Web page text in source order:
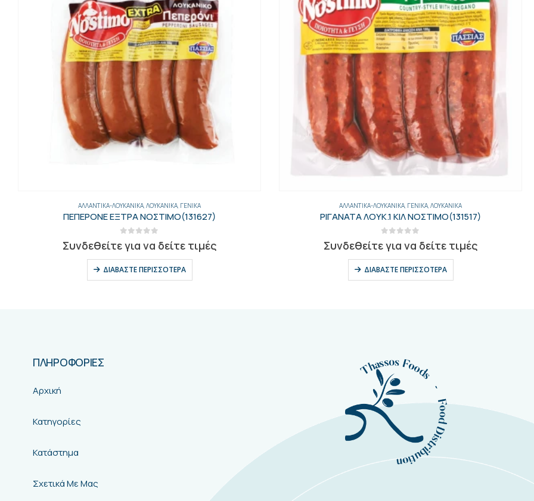
ΑΛΛΑΝΤΙΚΆ-ΛΟΥΚΆΝΙΚΑ ΓΕΝΙΚΑ,ΛΟΥΚΆΝΙΚΑ
ΡΙΓΑΝΑΤΑ ΛΟΥΚ.1 ΚΙΛ ΝΟΣΤΙΜΟ(131517)
Συνδεθείτε για να δείτε τιμές
ΔΙΑΒΆΣΤΕ ΠΕΡΙΣΣΌΤΕΡΑ
ΑΡΤΟΣΚΕΥΆΣΜΑΤΑ,ΓΕΝΙΚΑ,ΨΩΜΙΆ-ΦΡΥΓΑΝΙΈΣ,ΨΩΜΙΆ-ΨΩΜΙΆ ΤΟΣΤ
ΨΩΜΙ ΤΟΣΤ ΓΙΓΑΣ 5ΤΕΜ SELECT
Συνδεθείτε για να δείτε τιμές
ΔΙΑΒΆΣΤΕ ΠΕΡΙΣΣΌΤΕΡΑ
ΠΛΗΡΟΦΟΡΙΕΣ
Αρχική
Κατηγορίες
Κατάστημα
Σχετικά Με Μας